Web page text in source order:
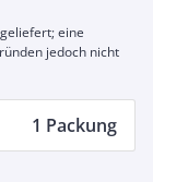
eine
jedoch nicht
1 Packung